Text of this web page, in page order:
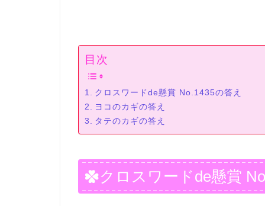
目次
クロスワードde懸賞 No.1435の答え
ヨコのカギの答え
タテのカギの答え
クロスワードde懸賞